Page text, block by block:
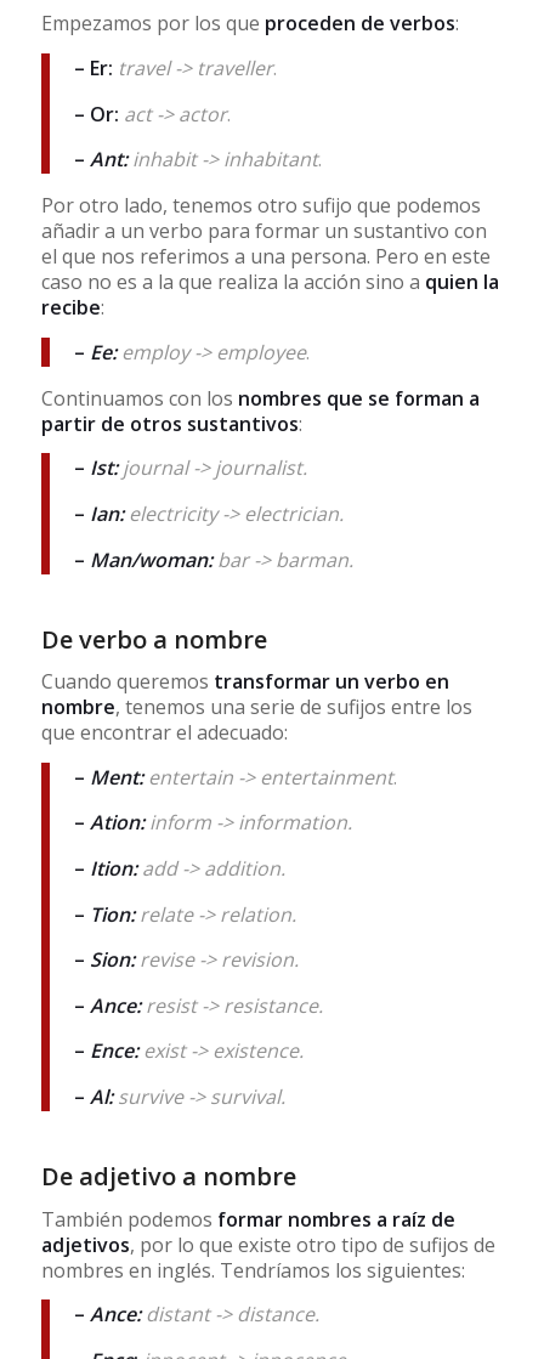
Empezamos por los que proceden de verbos:
– Er: travel -> traveller.
– Or: act -> actor.
– Ant:inhabit -> inhabitant.
Por otro lado, tenemos otro sufijo que podemos
añadir a un verbo para formar un sustantivo con
el que nos referimos a una persona. Pero en este
caso no es a la que realiza la acción sino a quien la
recibe:
– Ee:employ -> employee.
Continuamos con los nombres que se forman a
partir de otros sustantivos:
– Ist:journal -> journalist.
– Ian:electricity -> electrician.
– Man/woman:bar -> barman.
De verbo a nombre
Cuando queremos transformar un verbo en
nombre, tenemos una serie de sufijos entre los
que encontrar el adecuado:
– Ment:entertain -> entertainment.
– Ation:inform -> information.
– Ition:add -> addition.
– Tion:relate -> relation.
– Sion:revise -> revision.
– Ance:resist -> resistance.
– Ence:exist -> existence.
– Al:survive -> survival.
De adjetivo a nombre
También podemos formar nombres a raíz de
adjetivos, por lo que existe otro tipo de sufijos de
nombres en inglés. Tendríamos los siguientes:
– Ance:distant -> distance.